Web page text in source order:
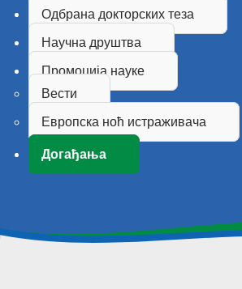
Одбрана докторских теза
Научна друштва
Промоција науке
Вести
Европска ноћ истраживача
Догађања